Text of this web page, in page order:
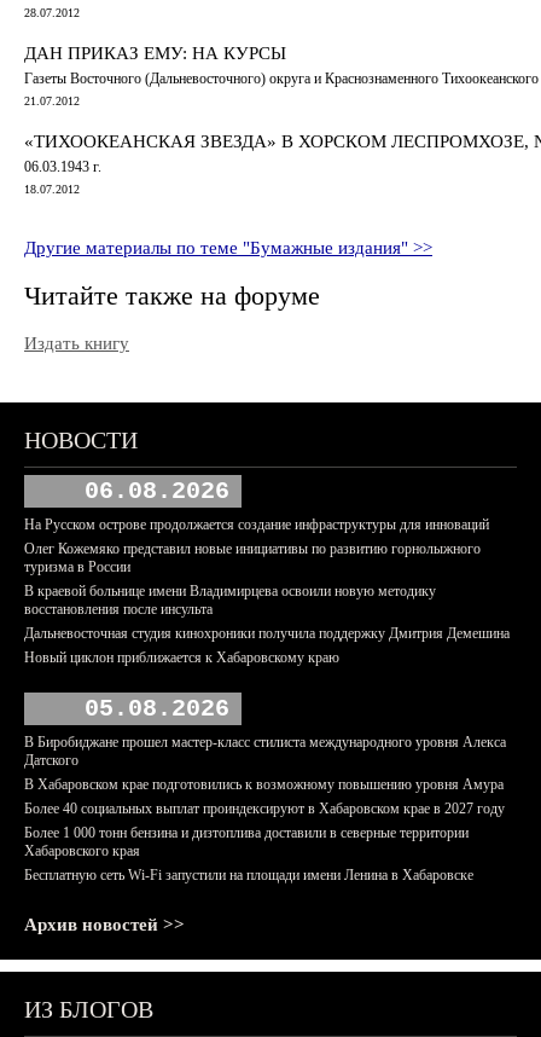
28.07.2012
ДАН ПРИКАЗ ЕМУ: НА КУРСЫ
Газеты Восточного (Дальневосточного) округа и Краснознаменного
21.07.2012
«ТИХООКЕАНСКАЯ ЗВЕЗДА» В ХОРСКОМ ЛЕСПРОМХОЗЕ,
06.03.1943 г.
18.07.2012
Другие материалы по теме "Бумажные издания" >>
Читайте также на форуме
Издать книгу
НОВОСТИ
06.08.2026
На Русском острове продолжается создание инфраструктуры для инноваций
Олег Кожемяко представил новые инициативы по развитию горнолыжного
туризма в России
В краевой больнице имени Владимирцева освоили новую методику
восстановления после инсульта
Дальневосточная студия кинохроники получила поддержку Дмитрия Демешина
Новый циклон приближается к Хабаровскому краю
05.08.2026
В Биробиджане прошел мастер-класс стилиста международного уровня Алекса
Датского
В Хабаровском крае подготовились к возможному повышению уровня Амура
Более 40 социальных выплат проиндексируют в Хабаровском крае в 2027 году
Более 1 000 тонн бензина и дизтоплива доставили в северные территории
Хабаровского края
Бесплатную сеть Wi-Fi запустили на площади имени Ленина в Хабаровске
Архив новостей >>
ИЗ БЛОГОВ